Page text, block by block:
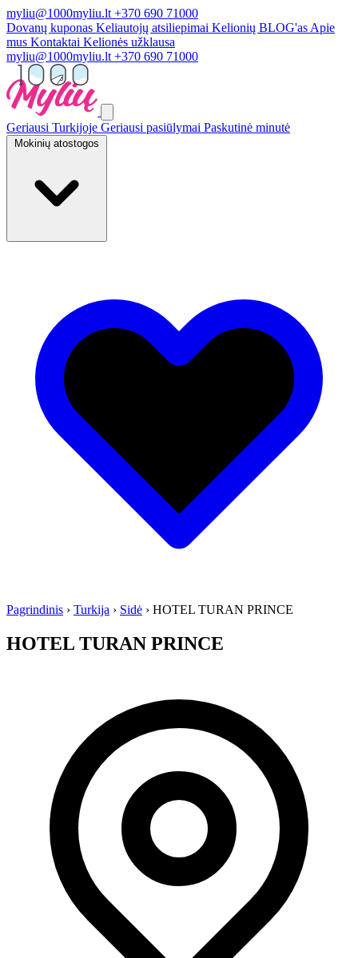
myliu@1000myliu.lt +370 690 71000
Dovanų kuponas Keliautojų atsiliepimai Kelionių BLOG'as Apie
mus Kontaktai Kelionės užklausa
myliu@1000myliu.lt +370 690 71000
Geriausi Turkijoje Geriausi pasiūlymai Paskutinė minutė
Mokinių atostogos
Pagrindinis › Turkija › Sidė › HOTEL TURAN PRINCE
HOTEL TURAN PRINCE